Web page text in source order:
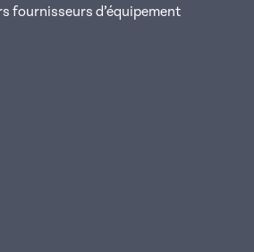
fournisseurs d’équipement